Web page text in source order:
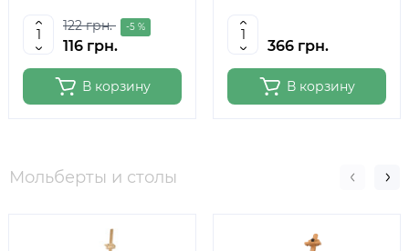
122 грн. -5 %
116 грн.
В корзину
366 грн.
В корзину
Мольберты и столы